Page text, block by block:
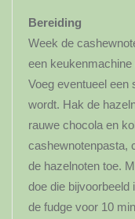
Bereiding
Week de
een
Voeg eventueel een
wordt. Hak de
rauwe chocola en
cashewnotenpasta,
de hazelnoten toe.
doe die bijvoorbeeld
de fudge voor 10